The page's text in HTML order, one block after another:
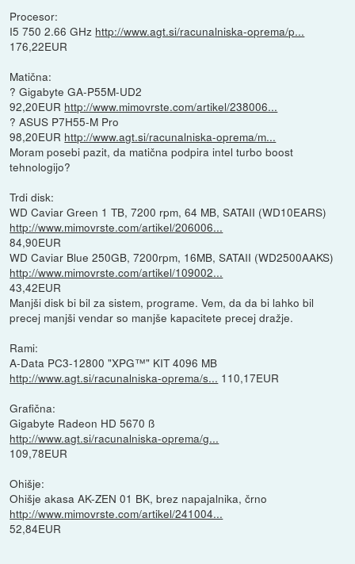
Procesor:
I5 750 2.66 GHz http://www.agt.si/racunalniska-oprema/p...
176,22EUR
Matična:
? Gigabyte GA-P55M-UD2
92,20EUR http://www.mimovrste.com/artikel/238006...
? ASUS P7H55-M Pro
98,20EUR http://www.agt.si/racunalniska-oprema/m...
Moram posebi pazit, da matična podpira intel turbo boost
tehnologijo?
Trdi disk:
WD Caviar Green 1 TB, 7200 rpm, 64 MB, SATAII (WD10EARS)
http://www.mimovrste.com/artikel/206006...
84,90EUR
WD Caviar Blue 250GB, 7200rpm, 16MB, SATAII (WD2500AAKS)
http://www.mimovrste.com/artikel/109002...
43,42EUR
Manjši disk bi bil za sistem, programe. Vem, da da bi lahko bil
precej manjši vendar so manjše kapacitete precej dražje.
Rami:
A-Data PC3-12800 "XPG™" KIT 4096 MB
http://www.agt.si/racunalniska-oprema/s... 110,17EUR
Grafična:
Gigabyte Radeon HD 5670 ß
http://www.agt.si/racunalniska-oprema/g...
109,78EUR
Ohišje:
Ohišje akasa AK-ZEN 01 BK, brez napajalnika, črno
http://www.mimovrste.com/artikel/241004...
52,84EUR